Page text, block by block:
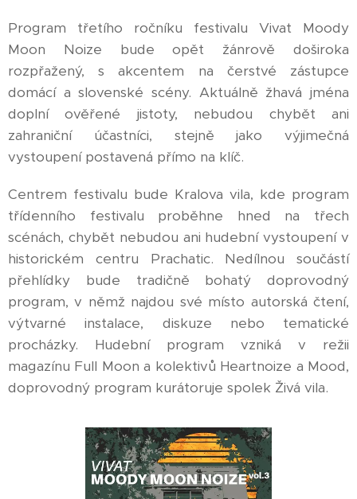
Program třetího ročníku festivalu Vivat Moody
Moon Noize bude opět žánrově doširoka
rozpřažený, s akcentem na čerstvé zástupce
domácí a slovenské scény. Aktuálně žhavá jména
doplní ověřené jistoty, nebudou chybět ani
zahraniční účastníci, stejně jako výjimečná
vystoupení postavená přímo na klíč.
Centrem festivalu bude Kralova vila, kde program
třídenního festivalu proběhne hned na třech
scénách, chybět nebudou ani hudební vystoupení v
historickém centru Prachatic. Nedílnou součástí
přehlídky bude tradičně bohatý doprovodný
program, v němž najdou své místo autorská čtení,
výtvarné instalace, diskuze nebo tematické
procházky. Hudební program vzniká v režii
magazínu Full Moon a kolektivů Heartnoize a Mood,
doprovodný program kurátoruje spolek Živá vila.